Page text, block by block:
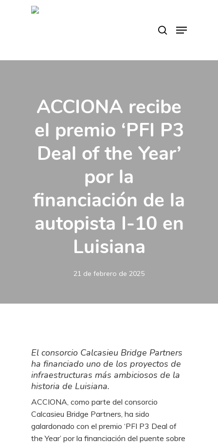
Menu
ACCIONA recibe
el premio ‘PFI P3
Deal of the Year’
por la
financiación de la
autopista I-10 en
Luisiana
21 de febrero de 2025
El consorcio Calcasieu Bridge Partners
ha financiado uno de los proyectos de
infraestructuras más ambiciosos de la
historia de Luisiana.
ACCIONA, como parte del consorcio
Calcasieu Bridge Partners, ha sido
galardonado con el premio ‘PFI P3 Deal of
the Year’ por la financiación del puente sobre